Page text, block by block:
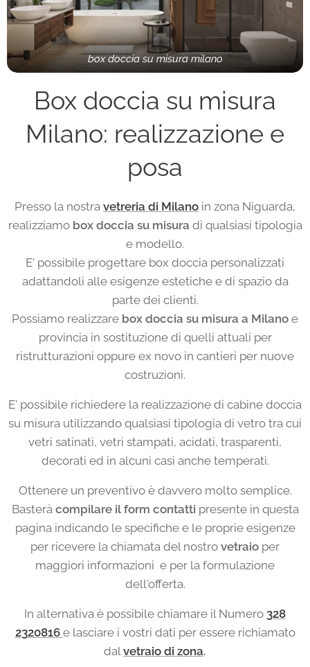
box doccia su misura milano
Box doccia su misura
Milano: realizzazione e
posa
Presso la nostra vetreria di Milano in zona Niguarda,
realizziamobox doccia su misura di qualsiasi tipologia
e modello.
E' possibile progettare box doccia personalizzati
adattandoli alle esigenze estetiche e di spazio da
parte dei clienti.
Possiamo realizzare box doccia su misura a Milano e
provincia in sostituzione di quelli attuali per
ristrutturazioni oppure ex novo in cantieri per nuove
costruzioni.
E' possibile richiedere la realizzazione di cabine doccia
su misura utilizzando qualsiasi tipologia di vetro tra cui
vetri satinati, vetri stampati, acidati, trasparenti,
decorati ed in alcuni casi anche temperati.
Ottenere un preventivo è davvero molto semplice.
Basterà compilare il form contatti presente in questa
pagina indicando le specifiche e le proprie esigenze
per ricevere la chiamata del nostro vetraio per
maggiori informazioni e per la formulazione
dell'offerta.
In alternativa è possibile chiamare il Numero 328
2320816 e lasciare i vostri dati per essere richiamato
dal vetraio di zona.